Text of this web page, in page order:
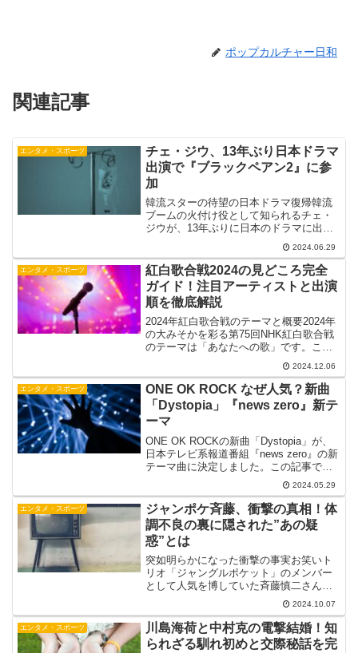
ポップカルチャー日和
関連記事
エンタメ・スポーツ
チェ・ジウ、13年ぶり日本ドラマ
出演で『ブラックペアン2』に参
加
韓流スターの待望の日本ドラマ復帰韓流
ブームの火付け役として知られるチェ・
ジウが、13年ぶりに日本のドラマに出演
することが決定しました。TBS系日曜劇
場『ブラックペアン シーズン2』（7月7
日スタート 毎週日曜 後9：00）に、新
キャストとし...
2024.06.29
エンタメ・スポーツ
紅白歌合戦2024の見どころ完全
ガイド！注目アーティストと出演
順を徹底解説
2024年紅白歌合戦のテーマと概要2024年
の大みそかを彩る第75回NHK紅白歌合戦
のテーマは「あなたへの歌」です。この
テーマには、一人一人に大切な歌がある
という思いが込められています。幼い頃
に聴いた懐かしい歌、悲しい時に支えて
くれた歌、チ...
2024.12.06
エンタメ・スポーツ
ONE OK ROCK なぜ人気？新曲
「Dystopia」『news zero』新テ
ーマ
ONE OK ROCKの新曲「Dystopia」が、
日本テレビ系報道番組『news zero』の新
テーマ曲に決定しました。この記事で
は、ONE OK ROCKの人気の秘密、新曲
「Dystopia」の魅力、そしてメンバーの
プロフィールについて...
2024.05.29
エンタメ・スポーツ
ジャンポケ斉藤、衝撃の真相！体
調不良の裏に隠された”あの疑
惑”とは
突如明らかになった衝撃の事実お笑いト
リオ「ジャングルポケット」のメンバー
として人気を博していた斉藤慎二さん
（41歳）が、思わぬ形で世間の注目を集
めることになりました。2024年10月7
日、斉藤さんが20代女性への性的暴行容
疑で書類送検された...
2024.10.07
エンタメ・スポーツ
川島海荷と中村克の電撃結婚！知
られざる馴れ初めと交際秘話を完